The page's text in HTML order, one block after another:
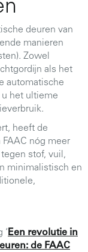
deuren van
manieren
Zowel
als het
automatische
u het ultieme
heeft de
nóg meer
stof, vuil,
minimalistisch en
‘Een revolutie in
de FAAC